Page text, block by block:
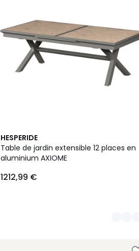
HESPERIDE
Table de jardin extensible 12 places en
aluminium AXIOME
1212,99 €
4
Couleurs